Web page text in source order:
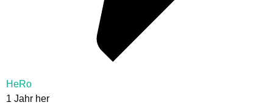
HeRo
1 Jahr her